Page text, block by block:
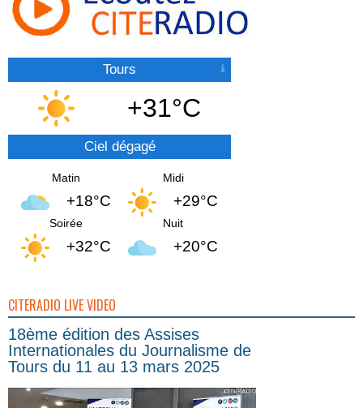
Tours
+31°C
Ciel dégagé
Matin
+18°C
Midi
+29°C
Soirée
+32°C
Nuit
+20°C
CITERADIO LIVE VIDEO
18ème édition des Assises
Internationales du Journalisme de
Tours du 11 au 13 mars 2025